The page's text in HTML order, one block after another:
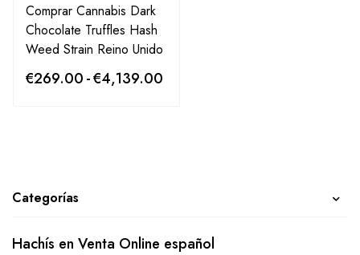
Categorías
Hachís en Venta Online español
Comprar Cannabis Dark
Chocolate Truffles Hash
Weed Strain Reino Unido
€269.00-€4,139.00